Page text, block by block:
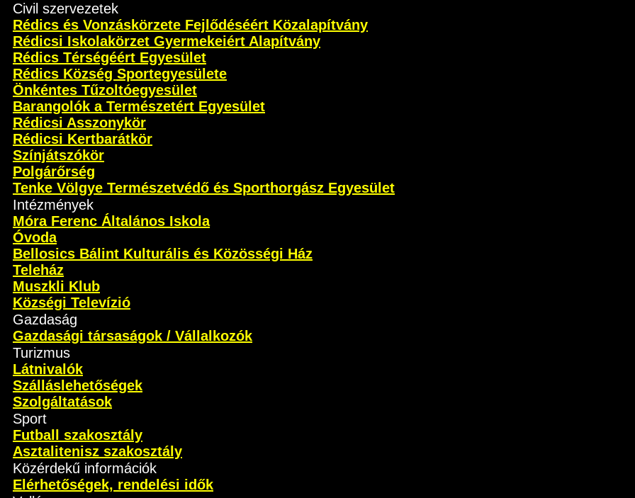
Civil szervezetek
Rédics és Vonzáskörzete Fejlődéséért Közalapítvány
Rédicsi Iskolakörzet Gyermekeiért Alapítvány
Rédics Térségéért Egyesület
Rédics Község Sportegyesülete
Önkéntes Tűzoltóegyesület
Barangolók a Természetért Egyesület
Rédicsi Asszonykör
Rédicsi Kertbarátkör
Színjátszókör
Polgárőrség
Tenke Völgye Természetvédő és Sporthorgász Egyesület
Intézmények
Móra Ferenc Általános Iskola
Óvoda
Bellosics Bálint Kulturális és Közösségi Ház
Teleház
Muszkli Klub
Községi Televízió
Gazdaság
Gazdasági társaságok / Vállalkozók
Turizmus
Látnivalók
Szálláslehetőségek
Szolgáltatások
Sport
Futball szakosztály
Asztalitenisz szakosztály
Közérdekű információk
Elérhetőségek, rendelési idők